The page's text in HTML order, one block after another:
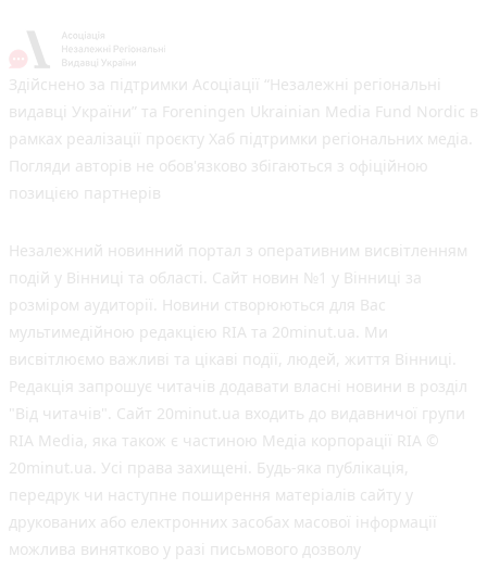
Здійснено за підтримки Асоціації “Незалежні регіональні
видавці України” та Foreningen Ukrainian Media Fund Nordic в
рамках реалізації проєкту Хаб підтримки регіональних медіа.
Погляди авторів не обов'язково збігаються з офіційною
позицією партнерів
Незалежний новинний портал з оперативним висвітленням
подій у Вінниці та області. Сайт новин №1 у Вінниці за
розміром аудиторії. Новини створюються для Вас
мультимедійною редакцією RIA та 20minut.ua. Ми
висвітлюємо важливі та цікаві події, людей, життя Вінниці.
Редакція запрошує читачів додавати власні новини в розділ
"Від читачів". Сайт 20minut.ua входить до видавничої групи
RIA Media, яка також є частиною Медіа корпорації RIA ©
20minut.ua. Усі права захищені. Будь-яка публiкацiя,
передрук чи наступне поширення матеріалів сайту у
друкованих або електронних засобах масової інформації
можлива винятково у разі письмового дозволу